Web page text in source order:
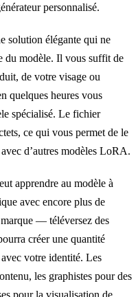
personnalisé.
solution élégante qui ne
du modèle. Il vous suffit de
de votre visage ou
quelques heures vous
spécialisé. Le fichier
ce qui vous permet de le
d’autres modèles LoRA.
apprendre au modèle à
avec encore plus de
— téléversez des
créer une quantité
votre identité. Les
les graphistes pour des
pour la visualisation de